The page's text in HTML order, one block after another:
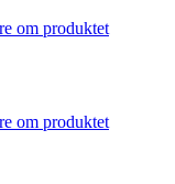
om produktet
om produktet